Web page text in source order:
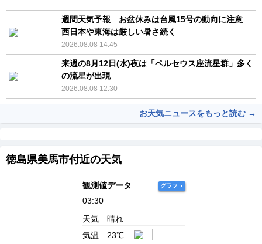
週間天気予報 お盆休みは台風15号の動向に注意
西日本や東海は厳しい暑さ続く
2026.08.08 14:45
来週の8月12日(水)夜は「ペルセウス座流星群」多く
の流星が出現
2026.08.08 12:30
お天気ニュースをもっと読む →
徳島県美馬市付近の天気
観測値データ グラフ
03:30
天気
晴れ
気温
23℃